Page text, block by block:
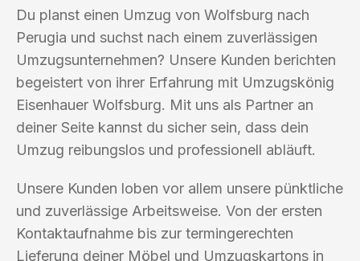
Du planst einen Umzug von Wolfsburg nach
Perugia und suchst nach einem zuverlässigen
Umzugsunternehmen? Unsere Kunden berichten
begeistert von ihrer Erfahrung mit Umzugskönig
Eisenhauer Wolfsburg. Mit uns als Partner an
deiner Seite kannst du sicher sein, dass dein
Umzug reibungslos und professionell abläuft.
Unsere Kunden loben vor allem unsere pünktliche
und zuverlässige Arbeitsweise. Von der ersten
Kontaktaufnahme bis zur termingerechten
Lieferung deiner Möbel und Umzugskartons in